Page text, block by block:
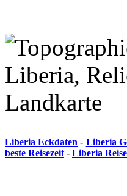
Liberia Eckdaten - Liberia
beste Reisezeit - Liberia